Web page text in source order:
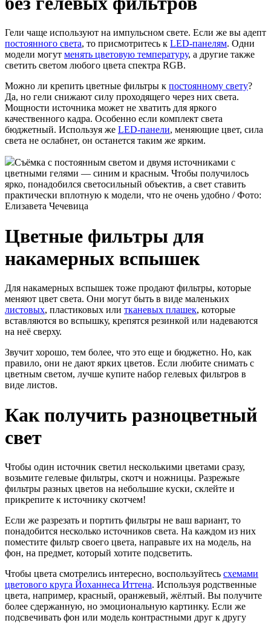
Гели чаще используют на импульсном свете. Если же вы адепт
постоянного света, то присмотритесь к LED-панелям. Одни
модели могут менять цветовую температуру, а другие также
светить светом любого цвета спектра RGB.
Можно ли крепить цветные фильтры к постоянному свету?
Да, но гели снижают силу проходящего через них света.
Мощности источника может не хватить для яркого
качественного кадра. Особенно если комплект света
бюджетный. Используя же LED-панели, меняющие цвет, сила
света не ослабнет, он останется таким же ярким.
Съёмка с постоянным светом и двумя источниками с
цветными гелями — синим и красным. Чтобы получилось
ярко, понадобился светосильный объектив, а свет ставить
практически вплотную к модели, что не очень удобно / Фото:
Елизавета Чечевица
Цветные фильтры для
накамерных вспышек
Для накамерных вспышек тоже продают фильтры, которые
меняют цвет света. Они могут быть в виде маленьких
листовых, пластиковых или тканевых плашек, которые
вставляются во вспышку, крепятся резинкой или надеваются
на неё сверху.
Звучит хорошо, тем более, что это еще и бюджетно. Но, как
правило, они не дают ярких цветов. Если любите снимать с
цветным светом, лучше купите набор гелевых фильтров в
виде листов.
Как получить разноцветный
свет
Чтобы один источник светил несколькими цветами сразу,
возьмите гелевые фильтры, скотч и ножницы. Разрежьте
фильтры разных цветов на небольшие куски, склейте и
прикрепите к источнику скотчем!
Если же разрезать и портить фильтры не ваш вариант, то
понадобится несколько источников света. На каждом из них
поместите фильтр своего цвета, направьте их на модель, на
фон, на предмет, который хотите подсветить.
Чтобы цвета смотрелись интересно, воспользуйтесь схемами
цветового круга Йоханнеса Иттена. Используя родственные
цвета, например, красный, оранжевый, жёлтый. Вы получите
более сдержанную, но эмоциональную картинку. Если же
подсвечивать фон или модель контрастными друг к другу